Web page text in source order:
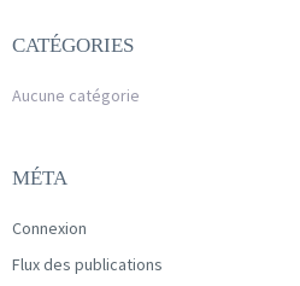
CATÉGORIES
Aucune catégorie
MÉTA
Connexion
Flux des publications